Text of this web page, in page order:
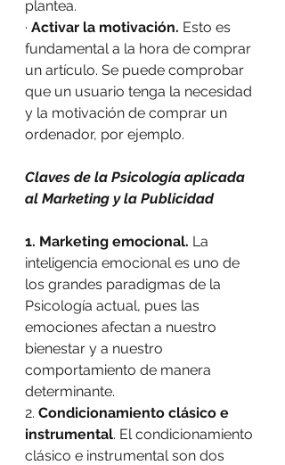
plantea.
· Activar la motivación. Esto es
fundamental a la hora de comprar
un artículo. Se puede comprobar
que un usuario tenga la necesidad
y la motivación de comprar un
ordenador, por ejemplo.
Claves de la Psicología aplicada
al Marketing y la Publicidad
1. Marketing emocional. La
inteligencia emocional es uno de
los grandes paradigmas de la
Psicología actual, pues las
emociones afectan a nuestro
bienestar y a nuestro
comportamiento de manera
determinante.
2. Condicionamiento clásico e
instrumental. El condicionamiento
clásico e instrumental son dos